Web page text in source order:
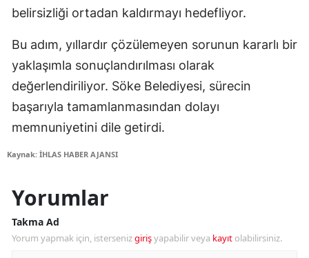
belirsizliği ortadan kaldırmayı hedefliyor.
Bu adım, yıllardır çözülemeyen sorunun kararlı bir
yaklaşımla sonuçlandırılması olarak
değerlendiriliyor. Söke Belediyesi, sürecin
başarıyla tamamlanmasından dolayı
memnuniyetini dile getirdi.
Kaynak: İHLAS HABER AJANSI
Yorumlar
Takma Ad
Yorum yapmak için, istersenizgirişyapabilir veya kayıt olabilirsiniz.